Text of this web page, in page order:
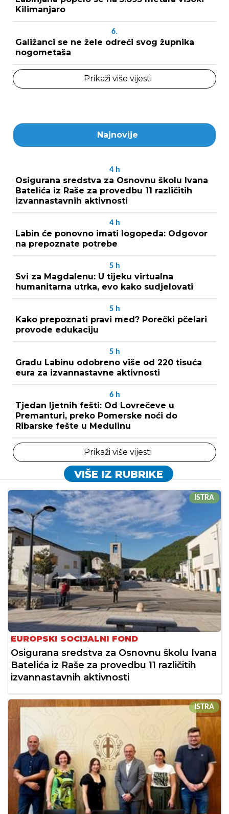
Kilimanjaro
6.
Galižanci se ne žele odreći svog župnika
nogometaša
Prikaži više vijesti
Najnovije
4 h
Osigurana sredstva za Osnovnu školu Ivana
Batelića iz Raše za provedbu 11 različitih
izvannastavnih aktivnosti
4 h
Labin će ponovno imati logopeda: Odgovor
na prepoznate potrebe
5 h
Svi za Magdalenu: U tijeku virtualna
humanitarna utrka, evo kako sudjelovati
5 h
Kako prepoznati pravi med? Porečki pčelari
provode edukaciju
5 h
Gradu Labinu odobreno više od 220 tisuća
eura za izvannastavne aktivnosti
6 h
Tjedan ljetnih fešti: Od Lovrečeve u
Premanturi, preko Pomerske noći do
Ribarske fešte u Medulinu
Prikaži više vijesti
VIŠE IZ RUBRIKE
ISTRA
EUROPSKI SOCIJALNI FOND
Osigurana sredstva za Osnovnu školu Ivana
Batelića iz Raše za provedbu 11 različitih
izvannastavnih aktivnosti
ISTRA